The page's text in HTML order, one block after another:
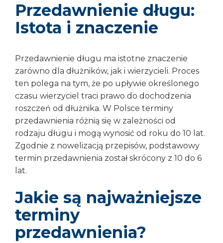
Przedawnienie długu:
Istota i znaczenie
Przedawnienie długu ma istotne znaczenie
zarówno dla dłużników, jak i wierzycieli. Proces
ten polega na tym, że po upływie określonego
czasu wierzyciel traci prawo do dochodzenia
roszczeń od dłużnika. W Polsce terminy
przedawnienia różnią się w zależności od
rodzaju długu i mogą wynosić od roku do 10 lat.
Zgodnie z nowelizacją przepisów, podstawowy
termin przedawnienia został skrócony z 10 do 6
lat.
Jakie są najważniejsze
terminy
przedawnienia?